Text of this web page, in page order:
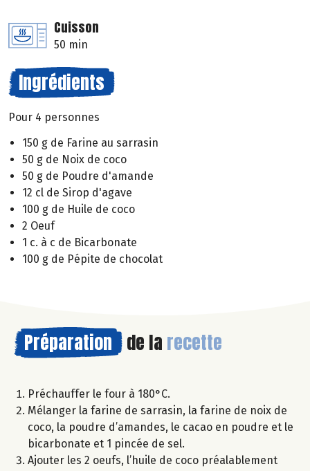
Cuisson
50 min
Ingrédients
Pour 4 personnes
150 g de Farine au sarrasin
50 g de Noix de coco
50 g de Poudre d'amande
12 cl de Sirop d'agave
100 g de Huile de coco
2 Oeuf
1 c. à c de Bicarbonate
100 g de Pépite de chocolat
Préparation de la recette
Préchauffer le four à 180°C.
Mélanger la farine de sarrasin, la farine de noix de
coco, la poudre d’amandes, le cacao en poudre et le
bicarbonate et 1 pincée de sel.
Ajouter les 2 oeufs, l’huile de coco préalablement